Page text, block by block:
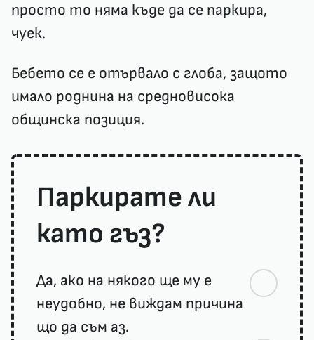
просто то няма къде да се паркира,
чуек.
Бебето се е отървало с глоба, защото
имало роднина на средновисока
общинска позиция.
Паркирате ли
като гъз?
Да, ако на някого ще му е
неудобно, не виждам причина
що да съм аз.